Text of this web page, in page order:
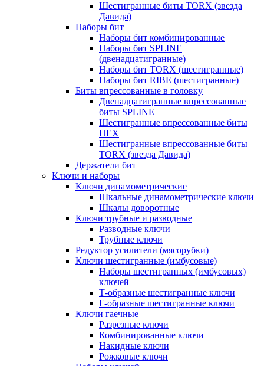
Шестигранные биты TORX (звезда
Давида)
Наборы бит
Наборы бит комбинированные
Наборы бит SPLINE
(двенадцатигранные)
Наборы бит TORX (шестигранные)
Наборы бит RIBE (шестигранные)
Биты впрессованные в головку
Двенадцатигранные впрессованные
биты SPLINE
Шестигранные впрессованные биты
HEX
Шестигранные впрессованные биты
TORX (звезда Давида)
Держатели бит
Ключи и наборы
Ключи динамометрические
Шкальные динамометрические ключи
Шкалы доворотные
Ключи трубные и разводные
Разводные ключи
Трубные ключи
Редуктор усилители (мясорубки)
Ключи шестигранные (имбусовые)
Наборы шестигранных (имбусовых)
ключей
Т-образные шестигранные ключи
Г-образные шестигранные ключи
Ключи гаечные
Разрезные ключи
Комбинированные ключи
Накидные ключи
Рожковые ключи